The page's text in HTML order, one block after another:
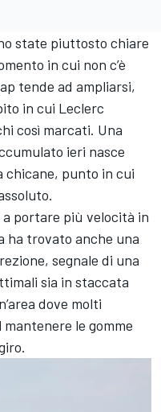
state piuttosto chiare
in cui non c’è
tende ad ampliarsi,
in cui Leclerc
così marcati. Una
ieri nasce
chicane, punto in cui
portare più velocità in
ha trovato anche una
segnale di una
sia in staccata
dove molti
le gomme